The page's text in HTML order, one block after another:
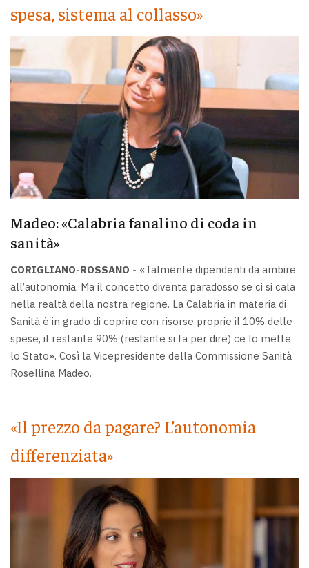
spesa, sistema al collasso»
Madeo: «Calabria fanalino di coda in
sanità»
CORIGLIANO-ROSSANO - «Talmente dipendenti da ambire
all’autonomia. Ma il concetto diventa paradosso se ci si cala
nella realtà della nostra regione. La Calabria in materia di
Sanità è in grado di coprire con risorse proprie il 10% delle
spese, il restante 90% (restante si fa per dire) ce lo mette
lo Stato». Così la Vicepresidente della Commissione Sanità
Rosellina Madeo.
«Il prezzo da pagare? L’autonomia
differenziata»